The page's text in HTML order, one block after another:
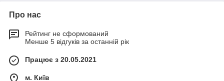
Про нас
Рейтинг не сформований
Менше 5 відгуків за останній рік
Працює з 20.05.2021
м. Київ